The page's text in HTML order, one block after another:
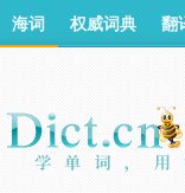
海词 权威词典 翻